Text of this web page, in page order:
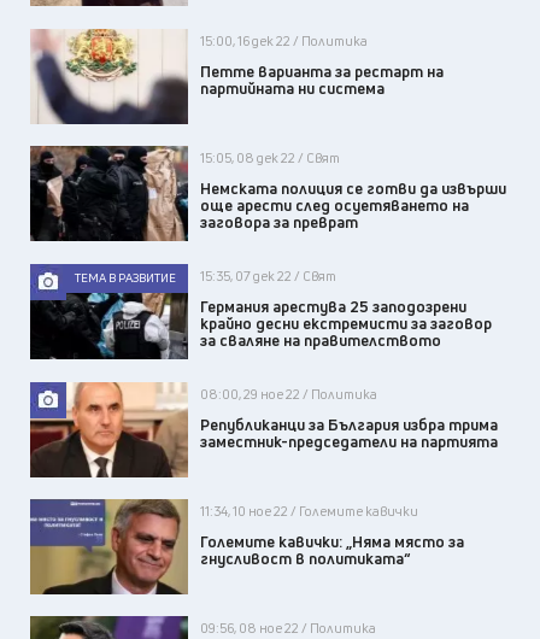
15:00, 16 дек 22 / Политика
Петте варианта за рестарт на
партийната ни система
15:05, 08 дек 22 / Свят
Немската полиция се готви да извърши
още арести след осуетяването на
заговора за преврат
ТЕМА В РАЗВИТИЕ 15:35, 07 дек 22 / Свят
Германия арестува 25 заподозрени
крайно десни екстремисти за заговор
за сваляне на правителството
08:00, 29 ное 22 / Политика
Републиканци за България избра трима
заместник-председатели на партията
11:34, 10 ное 22 / Големите кавички
Големите кавички: „Няма място за
гнусливост в политиката“
09:56, 08 ное 22 / Политика